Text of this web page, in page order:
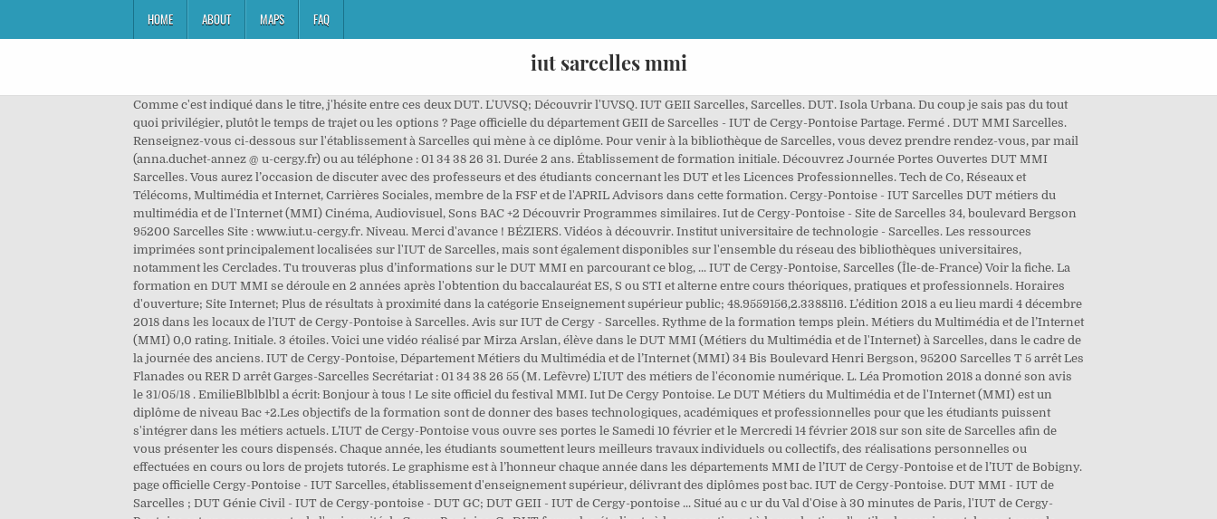
HOME ABOUT MAPS FAQ
iut sarcelles mmi
Comme c'est indiqué dans le titre, j'hésite entre ces deux DUT. L'UVSQ; Découvrir l'UVSQ. IUT GEII Sarcelles, Sarcelles. DUT. Isola Urbana. Du coup je sais pas du tout
quoi privilégier, plutôt le temps de trajet ou les options ? Page officielle du département GEII de Sarcelles - IUT de Cergy-Pontoise Partage. Fermé . DUT MMI Sarcelles.
Renseignez-vous ci-dessous sur l'établissement à Sarcelles qui mène à ce diplôme. Pour venir à la bibliothèque de Sarcelles, vous devez prendre rendez-vous, par mail
(anna.duchet-annez @ u-cergy.fr) ou au téléphone : 01 34 38 26 31. Durée 2 ans. Établissement de formation initiale. Découvrez Journée Portes Ouvertes DUT MMI
Sarcelles. Vous aurez l’occasion de discuter avec des professeurs et des étudiants concernant les DUT et les Licences Professionnelles. Tech de Co, Réseaux et
Télécoms, Multimédia et Internet, Carrières Sociales, membre de la FSF et de l'APRIL Advisors dans cette formation. Cergy-Pontoise - IUT Sarcelles DUT métiers du
multimédia et de l'Internet (MMI) Cinéma, Audiovisuel, Sons BAC +2 Découvrir Programmes similaires. Iut de Cergy-Pontoise - Site de Sarcelles 34, boulevard Bergson
95200 Sarcelles Site : www.iut.u-cergy.fr. Niveau. Merci d'avance ! BÉZIERS. Vidéos à découvrir. Institut universitaire de technologie - Sarcelles. Les ressources
imprimées sont principalement localisées sur l'IUT de Sarcelles, mais sont également disponibles sur l'ensemble du réseau des bibliothèques universitaires,
notamment les Cerclades. Tu trouveras plus d’informations sur le DUT MMI en parcourant ce blog, ... IUT de Cergy-Pontoise, Sarcelles (Île-de-France) Voir la fiche. La
formation en DUT MMI se déroule en 2 années après l'obtention du baccalauréat ES, S ou STI et alterne entre cours théoriques, pratiques et professionnels. Horaires
d'ouverture; Site Internet; Plus de résultats à proximité dans la catégorie Enseignement supérieur public; 48.9559156,2.3388116. L’édition 2018 a eu lieu mardi 4 décembre
2018 dans les locaux de l’IUT de Cergy-Pontoise à Sarcelles. Avis sur IUT de Cergy - Sarcelles. Rythme de la formation temps plein. Métiers du Multimédia et de l’Internet
(MMI) 0,0 rating. Initiale. 3 étoiles. Voici une vidéo réalisé par Mirza Arslan, élève dans le DUT MMI (Métiers du Multimédia et de l'Internet) à Sarcelles, dans le cadre de
la journée des anciens. IUT de Cergy-Pontoise, Département Métiers du Multimédia et de l’Internet (MMI) 34 Bis Boulevard Henri Bergson, 95200 Sarcelles T 5 arrêt Les
Flanades ou RER D arrêt Garges-Sarcelles Secrétariat : 01 34 38 26 55 (M. Lefèvre) L'IUT des métiers de l'économie numérique. L. Léa Promotion 2018 a donné son avis
le 31/05/18 . EmilieBlblblbl a écrit: Bonjour à tous ! Le site officiel du festival MMI. Iut De Cergy Pontoise. Le DUT Métiers du Multimédia et de l'Internet (MMI) est un
diplôme de niveau Bac +2.Les objectifs de la formation sont de donner des bases technologiques, académiques et professionnelles pour que les étudiants puissent
s'intégrer dans les métiers actuels. L’IUT de Cergy-Pontoise vous ouvre ses portes le Samedi 10 février et le Mercredi 14 février 2018 sur son site de Sarcelles afin de
vous présenter les cours dispensés. Chaque année, les étudiants soumettent leurs meilleurs travaux individuels ou collectifs, des réalisations personnelles ou
effectuées en cours ou lors de projets tutorés. Le graphisme est à l’honneur chaque année dans les départements MMI de l’IUT de Cergy-Pontoise et de l’IUT de Bobigny.
page officielle Cergy-Pontoise - IUT Sarcelles, établissement d'enseignement supérieur, délivrant des diplômes post bac. IUT de Cergy-Pontoise. DUT MMI - IUT de
Sarcelles ; DUT Génie Civil - IUT de Cergy-pontoise - DUT GC; DUT GEII - IUT de Cergy-pontoise ... Situé au c ur du Val d'Oise à 30 minutes de Paris, l'IUT de Cergy-